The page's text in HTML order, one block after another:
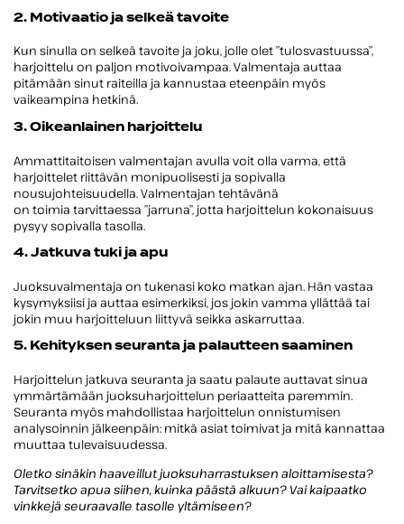
2. Motivaatio ja selkeä tavoite
Kun sinulla on selkeä tavoite ja joku, jolle olet ”tulosvastuussa”,
harjoittelu on paljon motivoivampaa. Valmentaja auttaa
pitämään sinut raiteilla ja kannustaa eteenpäin myös
vaikeampina hetkinä.
3. Oikeanlainen harjoittelu
Ammattitaitoisen valmentajan avulla voit olla varma, että
harjoittelet riittävän monipuolisesti ja sopivalla
nousujohteisuudella. Valmentajan tehtävänä
on toimia tarvittaessa ”jarruna”, jotta harjoittelun kokonaisuus
pysyy sopivalla tasolla.
4. Jatkuva tuki ja apu
Juoksuvalmentaja on tukenasi koko matkan ajan. Hän vastaa
kysymyksiisi ja auttaa esimerkiksi, jos jokin vamma yllättää tai
jokin muu harjoitteluun liittyvä seikka askarruttaa.
5. Kehityksen seuranta ja palautteen saaminen
Harjoittelun jatkuva seuranta ja saatu palaute auttavat sinua
ymmärtämään juoksuharjoittelun periaatteita paremmin.
Seuranta myös mahdollistaa harjoittelun onnistumisen
analysoinnin jälkeenpäin: mitkä asiat toimivat ja mitä kannattaa
muuttaa tulevaisuudessa.
Oletko sinäkin haaveillut juoksuharrastuksen aloittamisesta?
Tarvitsetko apua siihen, kuinka päästä alkuun? Vai kaipaatko
vinkkejä seuraavalle tasolle yltämiseen?